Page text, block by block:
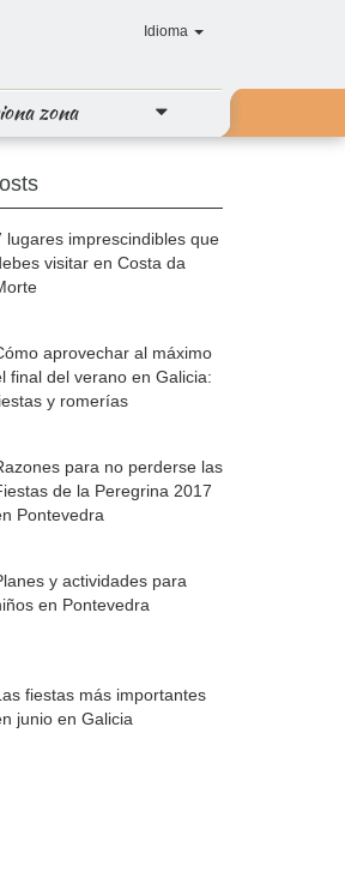
Idioma
zona
lugares imprescindibles que
visitar en Costa da
aprovechar al máximo
final del verano en Galicia:
y romerías
para no perderse las
de la Peregrina 2017
Pontevedra
y actividades para
en Pontevedra
fiestas más importantes
junio en Galicia